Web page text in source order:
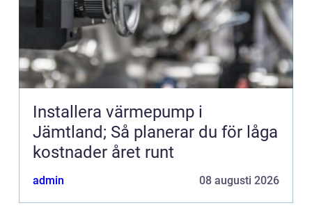
Installera värmepump i
Jämtland; Så planerar du för låga
kostnader året runt
admin 08 augusti 2026